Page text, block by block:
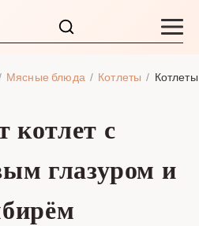
Мясные блюда Котлеты
котлет с
глазуром и